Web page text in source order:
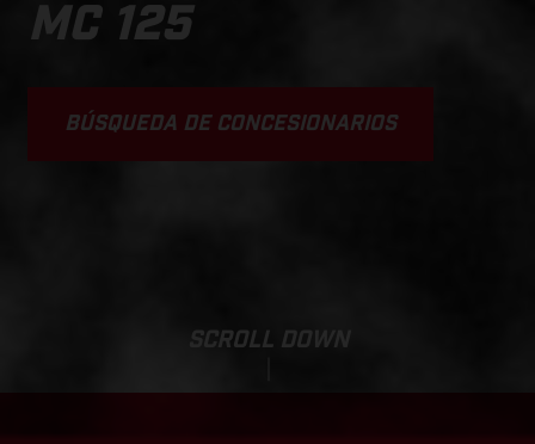
MC 125
BÚSQUEDA DE CONCESIONARIOS
SCROLL DOWN